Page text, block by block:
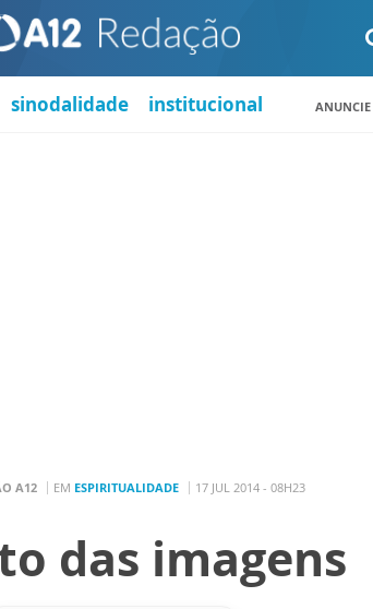
sinodalidade institucional ANUNCIE
A12 EM ESPIRITUALIDADE 17 JUL 2014 - 08H23
das imagens